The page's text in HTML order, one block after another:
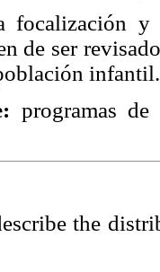
focalización y
de ser
infantil.
programas
the